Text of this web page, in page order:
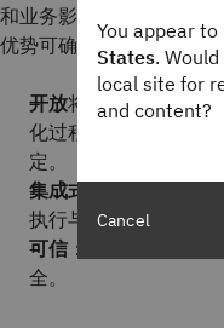
和业务影响。基于 IBM
优势可确保客户在其业务
开放将智能体式 AI 的
化过程与应用程序中
定。
集成式
：打通企业全
执行与成果。
可信 ：凭借内置安全
全。
You appear
States.
local site for
and content?
Cancel